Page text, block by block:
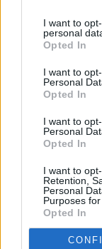
I want to
personal
Opted In
I want to
Personal
Opted In
I want to
Personal
Opted In
I want to
Retention,
Personal
Purposes
Opted In
Stek kaken midt i
(sjekk med
Avkjøl kaken i